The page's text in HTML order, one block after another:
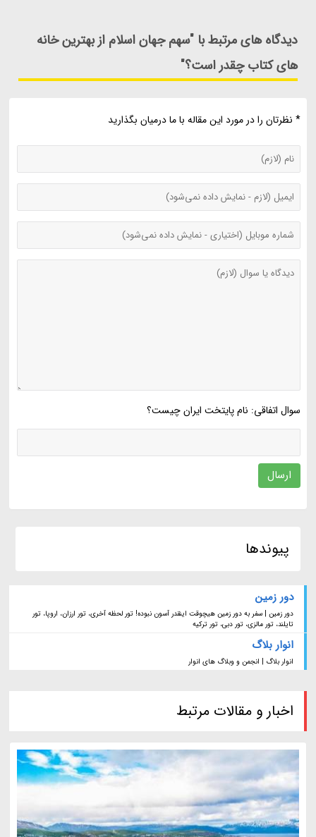
دیدگاه های مرتبط با "سهم جهان اسلام از بهترین خانه
های کتاب چقدر است؟"
* نظرتان را در مورد این مقاله با ما درمیان بگذارید
سوال اتفاقی: نام پایتخت ایران چیست؟
ارسال
پیوندها
دور زمین
دور زمین | سفر به دور زمین هیچوقت اینقدر آسون نبوده! تور لحظه آخری، تور ارزان، اروپا، تور
تایلند، تور مالزی، تور دبی، تور ترکیه
انوار بلاگ
انوار بلاگ | انجمن و وبلاگ های انوار
اخبار و مقالات مرتبط